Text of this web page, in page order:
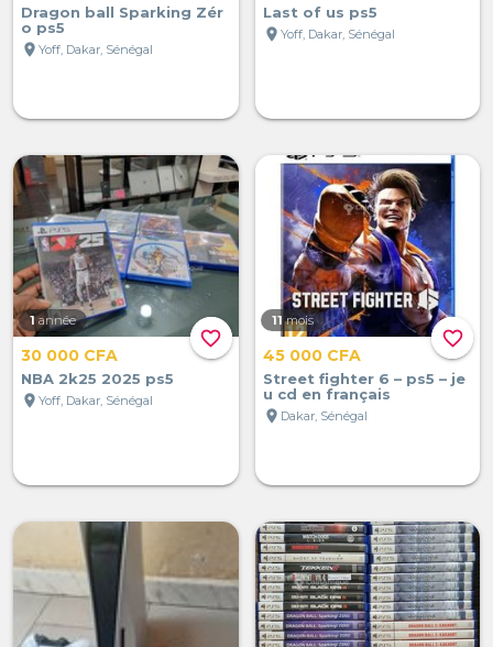
Dragon ball Sparking Zér
o ps5
location_on Yoff, Dakar, Sénégal
Last of us ps5
location_on Yoff, Dakar, Sénégal
favorite_border
1 année
30 000 CFA
NBA 2k25 2025 ps5
location_on Yoff, Dakar, Sénégal
favorite_border
11 mois
45 000 CFA
Street fighter 6 – ps5 – je
u cd en français
location_on Dakar, Sénégal